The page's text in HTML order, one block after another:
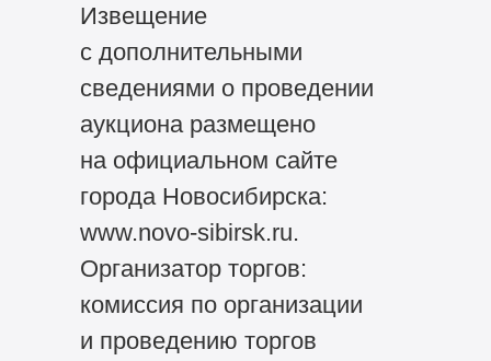
Извещение
с дополнительными
сведениями о проведении
аукциона размещено
на официальном сайте
города Новосибирска:
www.novo-sibirsk.ru.
Организатор торгов:
комиссия по организации
и проведению торгов